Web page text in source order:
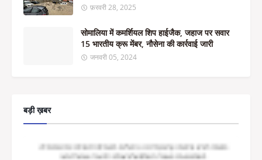
फ़रवरी 28, 2025
सोमालिया में कमर्शियल शिप हाईजैक, जहाज पर सवार
15 भारतीय क्रू मेंबर, नौसेना की कार्रवाई जारी
जनवरी 05, 2024
बड़ी ख़बर